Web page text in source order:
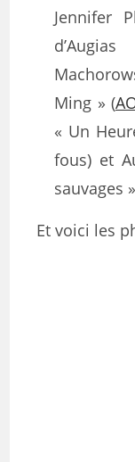
Jennifer
Ming » (
« Un
fous) et
sauvages
Et voici les